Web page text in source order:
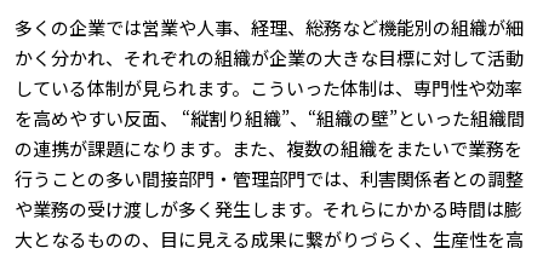
多くの企業では営業や人事、経理、総務など機能別の組織が細
かく分かれ、それぞれの組織が企業の大きな目標に対して活動
している体制が見られます。こういった体制は、専門性や効率
を高めやすい反面、 “縦割り組織”、“組織の壁”といった組織間
の連携が課題になります。また、複数の組織をまたいで業務を
行うことの多い間接部門・管理部門では、利害関係者との調整
や業務の受け渡しが多く発生します。それらにかかる時間は膨
大となるものの、目に見える成果に繋がりづらく、生産性を高